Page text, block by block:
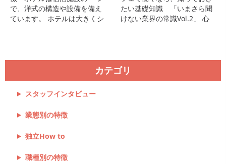
で、洋式の構造や設備を備え
ています。 ホテルは大きくシ
たい基礎知識 「いまさら聞
けない業界の常識Vol.2」 心
時 ...
カテゴリ
スタッフインタビュー
業態別の特徴
独立How to
職種別の特徴